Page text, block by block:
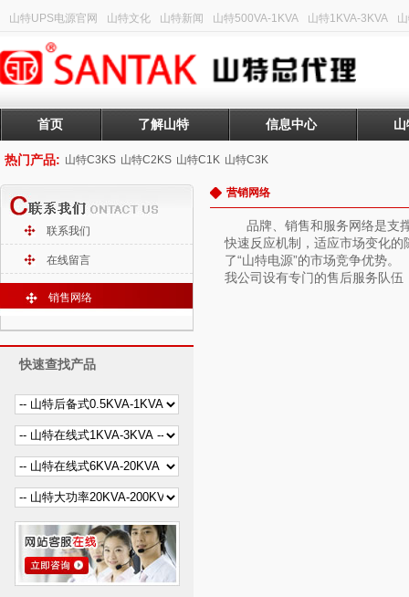
山特UPS电源官网 山特文化 山特新闻 山特500VA-1KVA 山特1KVA-3KVA
首页 了解山特 信息中心
热门产品: 山特C3KS 山特C2KS 山特C1K 山特C3K
联系我们
在线留言
销售网络
快速查找产品
营销网络
品牌、销售和服务网络是支
快速反应机制，适应市场变化
了“山特电源”的市场竞争优势。
我公司设有专门的售后服务队